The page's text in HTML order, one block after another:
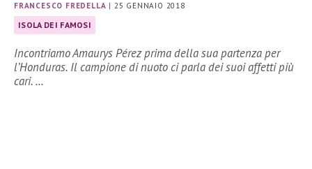
FRANCESCO FREDELLA | 25 GENNAIO 2018
ISOLA DEI FAMOSI
Incontriamo Amaurys Pérez prima della sua partenza per
l’Honduras. Il campione di nuoto ci parla dei suoi affetti più
cari. …